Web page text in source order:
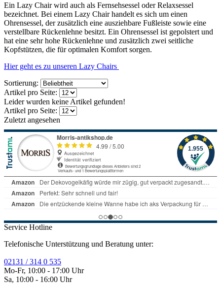
Ein Lazy Chair wird auch als Fernsehsessel oder Relaxsessel
bezeichnet. Bei einem Lazy Chair handelt es sich um einen
Ohrensessel, der zusätzlich eine ausziehbare Fußleiste sowie eine
verstellbare Rückenlehne besitzt. Ein Ohrensessel ist gepolstert und
hat eine sehr hohe Rückenlehne und zusätzlich zwei seitliche
Kopfstützen, die für optimalen Komfort sorgen.
Hier geht es zu unseren Lazy Chairs
Sortierung:
Artikel pro Seite:
Leider wurden keine Artikel gefunden!
Artikel pro Seite:
Zuletzt angesehen
Service Hotline
Telefonische Unterstützung und Beratung unter:
02131 / 314 0 535
Mo-Fr, 10:00 - 17:00 Uhr
Sa, 10:00 - 16:00 Uhr